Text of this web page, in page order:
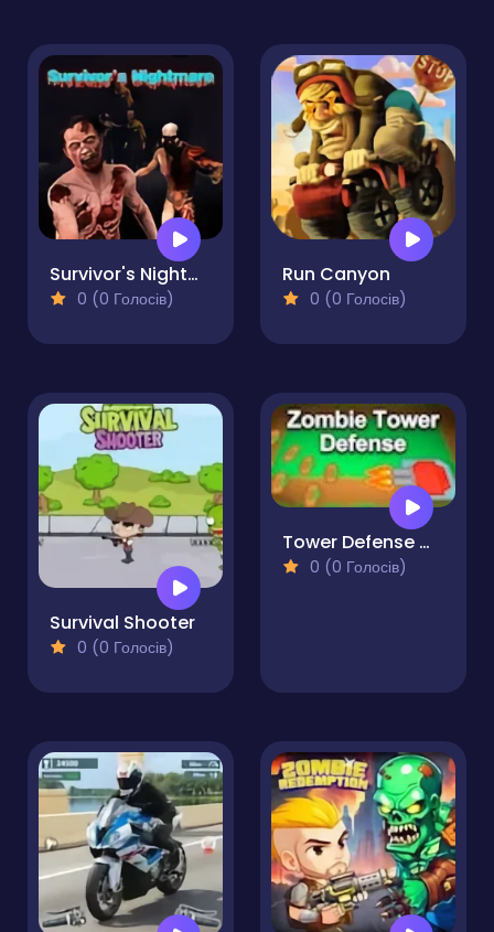
Survivor's Nightmare
0 (0 Голосів)
Run Canyon
0 (0 Голосів)
Survival Shooter
0 (0 Голосів)
Tower Defense War
0 (0 Голосів)